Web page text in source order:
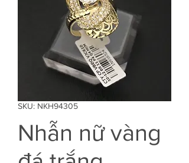
SKU: NKH94305
Nhẫn nữ vàng